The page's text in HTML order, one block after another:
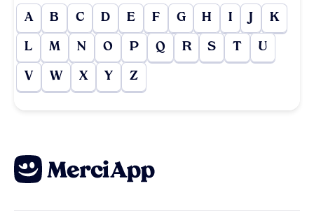
A B C D E F G H I J K
L M N O P Q R S T U
V W X Y Z